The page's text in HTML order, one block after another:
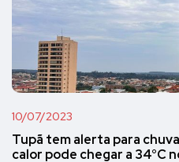
10/07/2023
Tupã tem alerta para
calor pode chegar a 34°C